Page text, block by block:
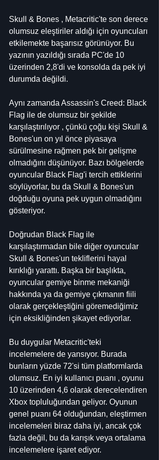
Skull & Bones , Metacritic'te son derece
olumsuz eleştiriler aldığı için oyuncuları
etkilemekte başarısız görünüyor. Bu
yazının yazıldığı sırada PC'de 10
üzerinden 2,8'di ve konsolda da pek iyi
durumda değildi.
Aynı zamanda Assassin's Creed: Black
Flag ile de olumsuz bir şekilde
karşılaştırılıyor , çünkü çoğu kişi Skull &
Bones'un on yıl önce piyasaya
sürülmesine rağmen pek bir gelişme
olmadığını düşünüyor. Bazı bölgelerde
oyuncular Black Flag'i tercih ettiklerini
söylüyorlar, bu da Skull & Bones'un
doğduğu oyuna pek uygun olmadığını
gösteriyor.
Doğrudan Black Flag ile
karşılaştırmadan bile diğer oyuncular
Skull & Bones'un tekliflerini hayal
kırıklığı yarattı. Başka bir başlıkta,
oyuncular gemiye binme mekaniği
hakkında ya da gemiye çıkmanın fiili
olarak gerçekleştiğini göremediğimiz
için eksikliğinden şikayet ediyorlar.
Bu duygular Metacritic'teki
incelemelere de yansıyor. Burada
bunların yüzde 72'si tüm platformlarda
olumsuz. En iyi kullanıcı puanı , oyunu
10 üzerinden 4,6 olarak derecelendiren
Xbox topluluğundan geliyor. Oyunun
genel puanı 64 olduğundan, eleştirmen
incelemeleri biraz daha iyi, ancak çok
fazla değil, bu da karışık veya ortalama
incelemelere işaret ediyor.